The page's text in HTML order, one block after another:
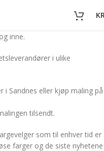
inne.
i ulike
i Sandnes eller kjøp maling på
tilsendt.
som til enhver tid er
farger og de siste nyhetene